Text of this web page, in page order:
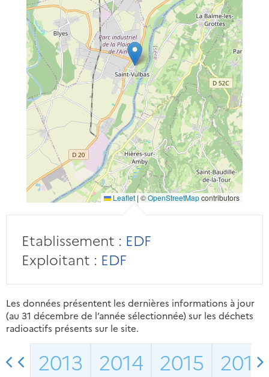
Leaflet | ©OpenStreetMapcontributors
Etablissement : EDF
Exploitant : EDF
Les données présentent les dernières informations à jour
(au 31 décembre de l’année sélectionnée) sur les déchets
radioactifs présents sur le site.
2013 2014 2015 2016